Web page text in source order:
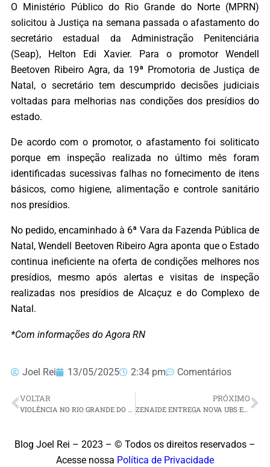
O Ministério Público do Rio Grande do Norte (MPRN)
solicitou à Justiça na semana passada o afastamento do
secretário estadual da Administração Penitenciária
(Seap), Helton Edi Xavier. Para o promotor Wendell
Beetoven Ribeiro Agra, da 19ª Promotoria de Justiça de
Natal, o secretário tem descumprido decisões judiciais
voltadas para melhorias nas condições dos presídios do
estado.
De acordo com o promotor, o afastamento foi soliticato
porque em inspeção realizada no último mês foram
identificadas sucessivas falhas no fornecimento de itens
básicos, como higiene, alimentação e controle sanitário
nos presídios.
No pedido, encaminhado à 6ª Vara da Fazenda Pública de
Natal, Wendell Beetoven Ribeiro Agra aponta que o Estado
continua ineficiente na oferta de condições melhores nos
presídios, mesmo após alertas e visitas de inspeção
realizadas nos presídios de Alcaçuz e do Complexo de
Natal.
*Com informações do Agora RN
Joel Rei 13/05/2025 2:34 pm Comentários
VOLTAR PRÓXIMO
ZENAIDE ENTREGA NOVA UBS EM GOIANINHA
Blog Joel Rei – 2023 – © Todos os direitos reservados –
Acesse nossa Política de Privacidade